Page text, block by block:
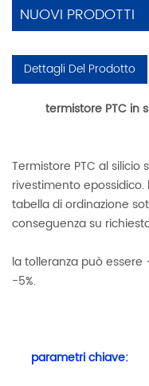
NUOVI PRODOTTI
Dettagli Del Prodotto
termistore PTC in
Termistore PTC al
rivestimento
tabella di ordinazione
conseguenza su
la tolleranza può essere
-5%.
parametri chiave: